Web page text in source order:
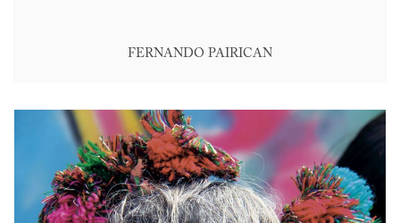
FERNANDO PAIRICAN